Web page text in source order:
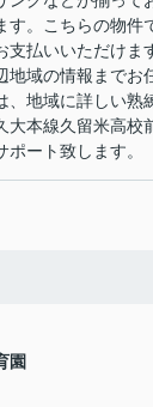
す。こちらの物件
支払いいただけま
地域の情報までお
、地域に詳しい熟
大本線久留米高校
ポート致します。
園